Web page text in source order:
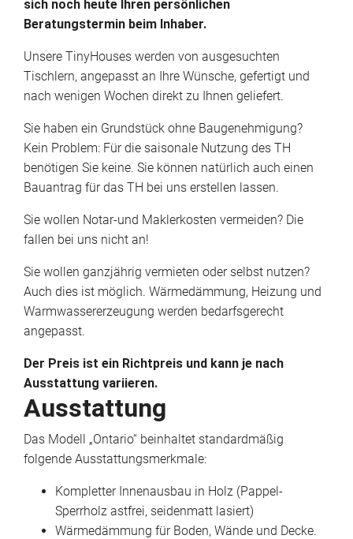
sich noch heute Ihren persönlichen
Beratungstermin beim Inhaber.
Unsere TinyHouses werden von ausgesuchten
Tischlern, angepasst an Ihre Wünsche, gefertigt und
nach wenigen Wochen direkt zu Ihnen geliefert.
Sie haben ein Grundstück ohne Baugenehmigung?
Kein Problem: Für die saisonale Nutzung des TH
benötigen Sie keine. Sie können natürlich auch einen
Bauantrag für das TH bei uns erstellen lassen.
Sie wollen Notar-und Maklerkosten vermeiden? Die
fallen bei uns nicht an!
Sie wollen ganzjährig vermieten oder selbst nutzen?
Auch dies ist möglich. Wärmedämmung, Heizung und
Warmwassererzeugung werden bedarfsgerecht
angepasst.
Der Preis ist ein Richtpreis und kann je nach
Ausstattung variieren.
Ausstattung
Das Modell „Ontario“ beinhaltet standardmäßig
folgende Ausstattungsmerkmale:
Kompletter Innenausbau in Holz (Pappel-
Sperrholz astfrei, seidenmatt lasiert)
Wärmedämmung für Boden, Wände und Decke.